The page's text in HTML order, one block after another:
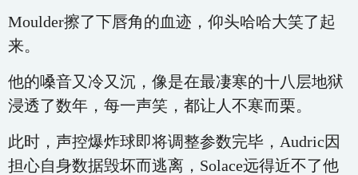
Moulder擦了下唇角的血迹，仰头哈哈大笑了起
来。
他的嗓音又冷又沉，像是在最凄寒的十八层地狱
浸透了数年，每一声笑，都让人不寒而栗。
此时，声控爆炸球即将调整参数完毕，Audric因
担心自身数据毁坏而逃离，Solace远得近不了他